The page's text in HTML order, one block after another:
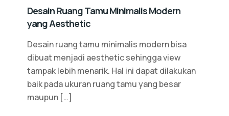
Desain Ruang Tamu Minimalis Modern
yang Aesthetic
Desain ruang tamu minimalis modern bisa
dibuat menjadi aesthetic sehingga view
tampak lebih menarik. Hal ini dapat dilakukan
baik pada ukuran ruang tamu yang besar
maupun […]